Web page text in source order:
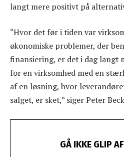
langt mere positivt på
“Hvor det før i tiden var
økonomiske problemer, der
finansiering, er det i dag langt
for en virksomhed med en
af en løsning, hvor
salget, er sket,” siger Peter
GÅ IKKE GLIP